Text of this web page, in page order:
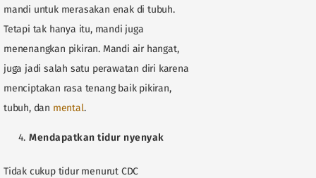
mandi untuk merasakan enak di tubuh.
Tetapi tak hanya itu, mandi juga
menenangkan pikiran. Mandi air hangat,
juga jadi salah satu perawatan diri karena
menciptakan rasa tenang baik pikiran,
tubuh, dan mental.
Mendapatkan tidur nyenyak
Tidak cukup tidur menurut CDC